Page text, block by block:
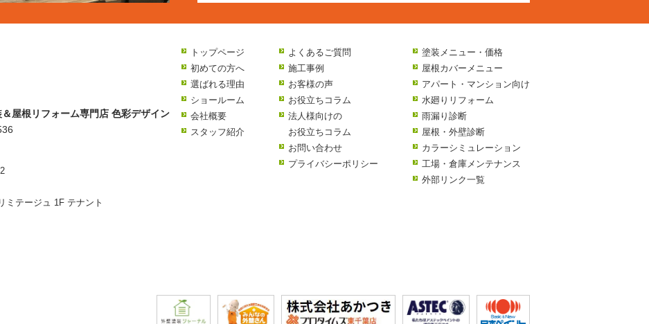
屋根リフォーム専門店 色彩デザイン
ミテージュ 1F テナント
トップページ
初めての方へ
選ばれる理由
ショールーム
会社概要
スタッフ紹介
よくあるご質問
施工事例
お客様の声
お役立ちコラム
法人様向けの
お役立ちコラム
お問い合わせ
プライバシーポリシー
塗装メニュー・価格
屋根カバーメニュー
アパート・マンション向け
水廻りリフォーム
雨漏り診断
屋根・外壁診断
カラーシミュレーション
工場・倉庫メンテナンス
外部リンク一覧